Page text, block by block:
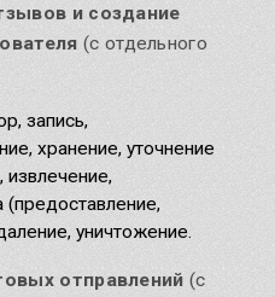
и создание
(с отдельного
запись,
хранение, уточнение
извлечение,
(предоставление,
уничтожение.
отправлений (с